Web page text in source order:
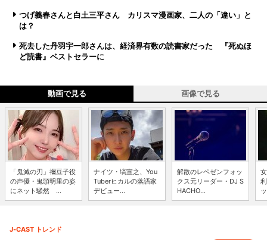
つげ義春さんと白土三平さん カリスマ漫画家、二人の「違い」と
は？
死去した丹羽宇一郎さんは、経済界有数の読書家だった 『死ぬほ
ど読書』ベストセラーに
動画で見る 画像で見る
「鬼滅の刃」禰豆子役
の声優・鬼頭明里の姿
にネット騒然 ...
ナイツ・塙宣之、You
Tuberヒカルの落語家
デビュー...
解散のレペゼンフォッ
クス元リーダー・DJ S
HACHO...
J-CAST トレンド